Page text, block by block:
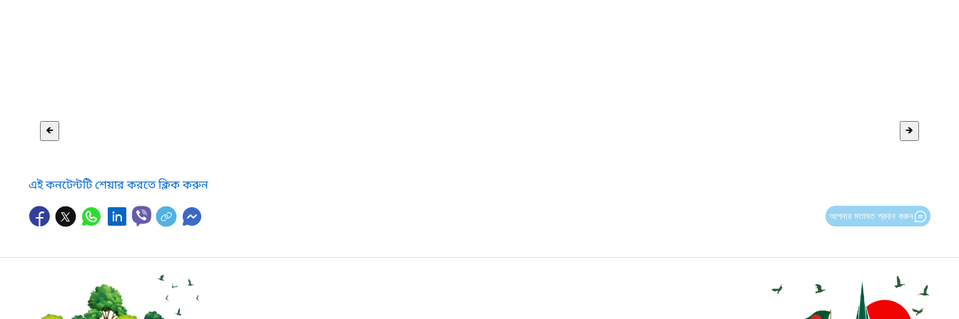
🡸 🡺
এই কনটেন্টটি শেয়ার করতে ক্লিক করুন
আপনার মতামত প্রদান করুন